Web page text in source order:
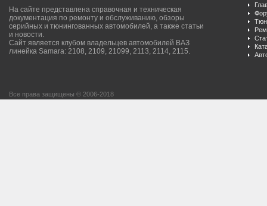
На сайте представлена справочная и техническая
документация по ремонту и обслуживанию, обзоры
серийных и тюнингованных автомобилей, а также статьи
и новости.
Сайт является клубом владельцев автомобилей ВАЗ
линейка Samara: 2108, 2109, 21099, 2113, 2114, 2115.
Все права защищены © 2006-2018